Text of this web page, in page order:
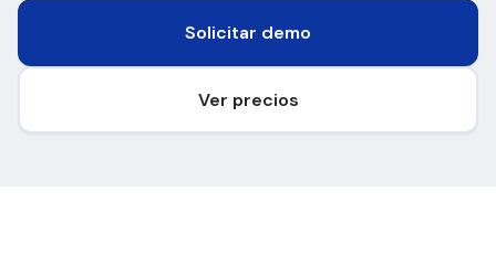
Solicitar demo
Ver precios